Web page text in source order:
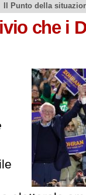
Il Punto della
che i